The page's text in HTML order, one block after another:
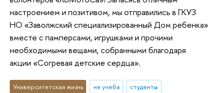
настроением и позитивом, мы отправились в ГКУЗ
НО «Заволжский специализированный Дом ребенка»
вместе с памперсами, игрушками и прочими
необходимыми вещами, собранными благодаря
акции «Согревая детские сердца».
Университетская жизнь не учеба
студенты